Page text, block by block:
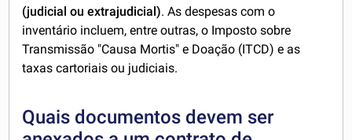
(judicial ou extrajudicial). As despesas com o
inventário incluem, entre outras, o Imposto sobre
Transmissão "Causa Mortis" e Doação (ITCD) e as
taxas cartoriais ou judiciais.
Quais documentos devem ser